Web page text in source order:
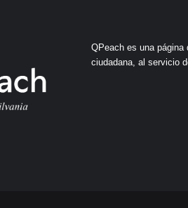
QPeach es una página
ciudadana, al servicio